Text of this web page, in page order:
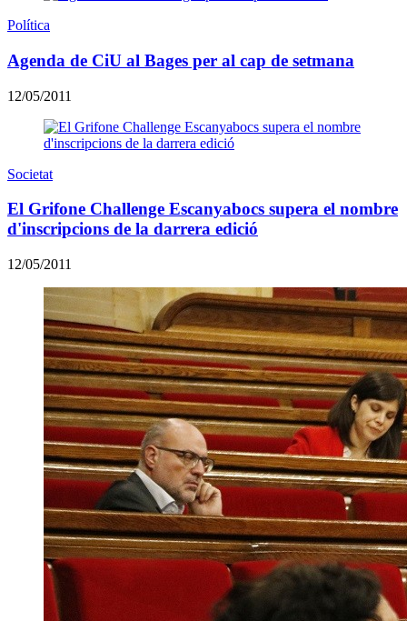
Política
Agenda de CiU al Bages per al cap de setmana
12/05/2011
Societat
El Grifone Challenge Escanyabocs supera el nombre
d'inscripcions de la darrera edició
12/05/2011